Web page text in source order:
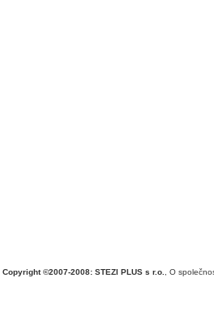
Copyright ©2007-2008: STEZI PLUS s r.o. O